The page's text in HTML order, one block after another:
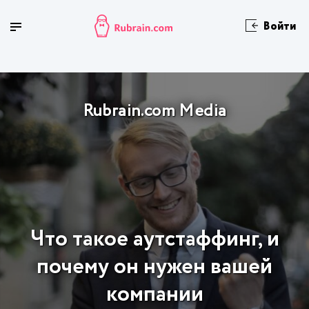
Войти
Rubrain.com Media
Что такое аутстаффинг, и
почему он нужен вашей
компании